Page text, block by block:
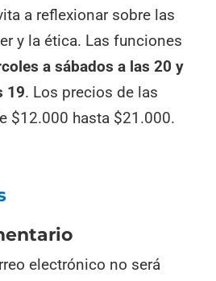
a reflexionar sobre las
y la ética. Las funciones
a sábados a las 20 y
19. Los precios de las
$12.000 hasta $21.000.
electrónico no será